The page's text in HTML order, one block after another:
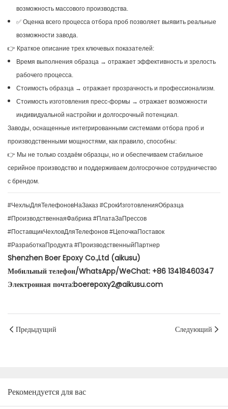
возможность массового производства.
✅ Оценка всего процесса отбора проб позволяет выявить реальные
возможности завода.
👉 Краткое описание трех ключевых показателей:
Время выполнения образца → отражает эффективность и зрелость
рабочего процесса.
Стоимость образца → отражает прозрачность и профессионализм.
Стоимость изготовления пресс-формы → отражает возможности
индивидуальной настройки и долгосрочный потенциал.
Заводы, оснащенные интегрированными системами отбора проб и
производственными мощностями, как правило, способны:
👉 Мы не только создаём образцы, но и обеспечиваем стабильное
серийное производство и поддерживаем долгосрочное сотрудничество
с брендом.
#ЧехлыДляТелефоновНаЗаказ #СрокИзготовленияОбразца
#ПроизводственнаяФабрика #ПлатаЗаПрессов
#ПоставщикЧехловДляТелефонов #ЦепочкаПоставок
#РазработкаПродукта #ПроизводственныйПартнер
Shenzhen Boer Epoxy Co.,Ltd (aikusu)
Мобильный телефон/WhatsApp/WeChat: +86 13418460347
Электронная почта:boerepoxy2@aikusu.com
Предыдущий Следующий
Рекомендуется для вас